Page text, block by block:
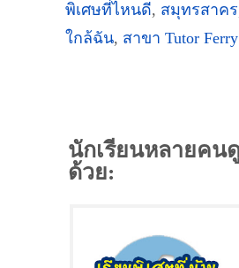
พิเศษที่ไหนดี, สมุทรสาคร
ใกล้ฉัน, สาขา Tutor Ferry
นักเรียนหลายคน
ด้วย: